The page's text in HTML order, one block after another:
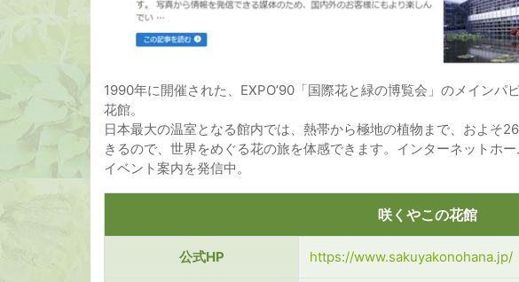
1990年に開催された、EXPO’90「国際花と緑の博覧会」のメインパ
花館。
日本最大の温室となる館内では、熱帯から極地の植物まで、およそ
きるので、世界をめぐる花の旅を体感できます。インターネットホ
イベント案内を発信中。
咲くやこの花館
公式HP https://www.sakuyakonohana.jp/